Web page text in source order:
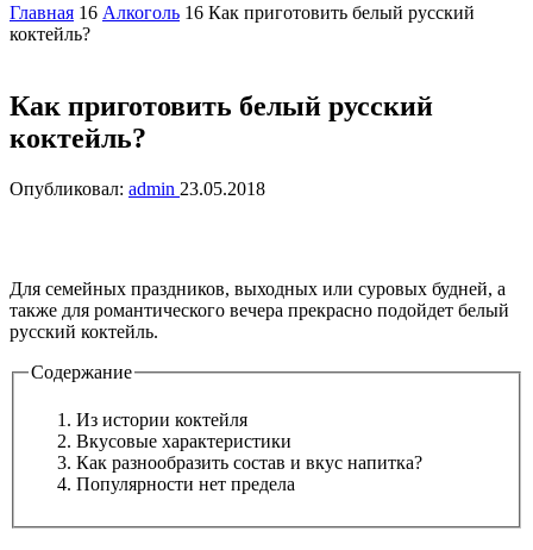
Главная 16 Алкоголь 16 Как приготовить белый русский
коктейль?
Как приготовить белый русский
коктейль?
Опубликовал: admin 23.05.2018
Для семейных праздников, выходных или суровых будней, а
также для романтического вечера прекрасно подойдет белый
русский коктейль.
Содержание
Из истории коктейля
Вкусовые характеристики
Как разнообразить состав и вкус напитка?
Популярности нет предела